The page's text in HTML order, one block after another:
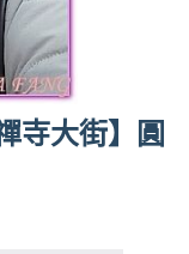
寺大街】圓